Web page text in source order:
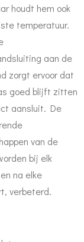
houdt hem ook
temperatuur.
aan de
zorgt ervoor dat
goed blijft zitten
aansluit. De
van de
bij elk
na elke
verbeterd.